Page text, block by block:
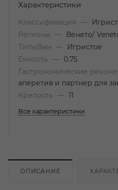
Характеристики
Классификация —
Регионы
—
Венето/
ТипыВин
—
Игристое
Емкость
—
0.75
Гастрономические
аперетив и партнер для
Крепость
— 11
Все характеристики
ОПИСАНИЕ